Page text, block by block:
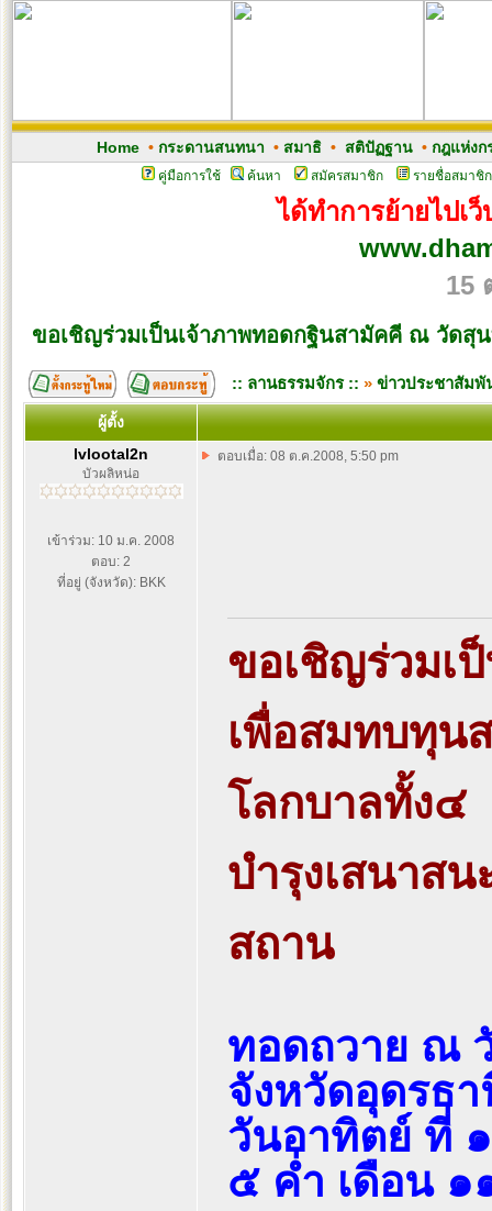
Home• กระดานสนทนา • สมาธิ• สติปัฏฐาน• กฎแห่งก
คู่มือการใช้ ค้นหา สมัครสมาชิก รายชื่อสมาชิก
ได้ทำการย้ายไปเ
15
ขอเชิญร่วมเป็นเจ้าภาพทอดกฐินสามัคคี ณ วัดสุ
:: ลานธรรมจักร :: » ข่าวประชาสัมพั
ผู้ตั้ง
lvlootal2n
บัวผลิหน่อ
เข้าร่วม: 10 ม.ค. 2008
ตอบ: 2
ที่อยู่ (จังหวัด): BKK
ตอบเมื่อ: 08 ต.ค.2008, 5:50 pm
ขอเชิญร่วมเ
เพื่อสมทบทุน
โลกบาลทั้ง๔
บำรุงเสนาส
สถาน
ทอดถวาย ณ
จังหวัดอุดรธ
วันอาทิตย์ ที่
๕ ค่ำ เดือน ๑